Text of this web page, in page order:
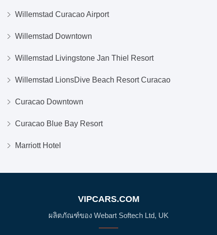
Willemstad Curacao Airport
Willemstad Downtown
Willemstad Livingstone Jan Thiel Resort
Willemstad LionsDive Beach Resort Curacao
Curacao Downtown
Curacao Blue Bay Resort
Marriott Hotel
VIPCARS.COM
ผลิตภัณฑ์ของ Webart Softech Ltd, UK